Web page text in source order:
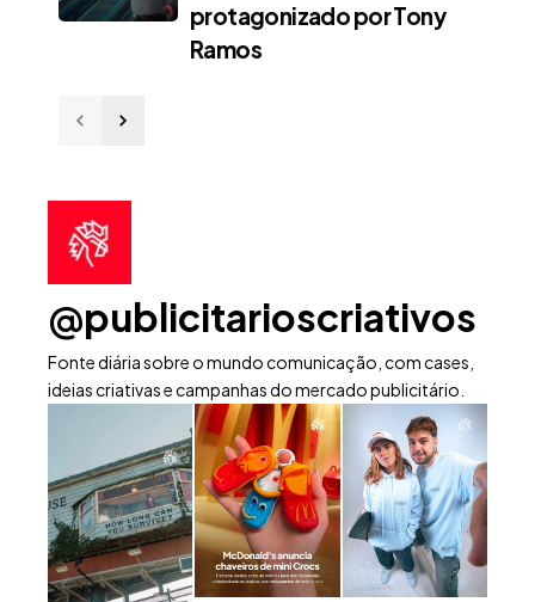
protagonizado por Tony
Ramos
@publicitarioscriativos
Fonte diária sobre o mundo comunicação, com cases,
ideias criativas e campanhas do mercado publicitário.